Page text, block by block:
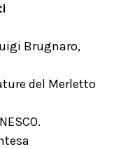
Brugnaro,
del Merletto